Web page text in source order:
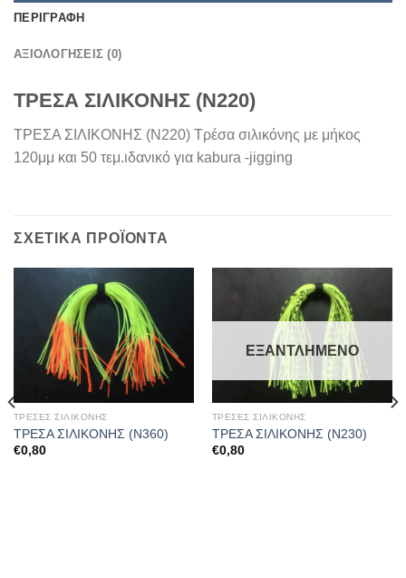
ΠΕΡΙΓΡΑΦΉ
ΑΞΙΟΛΟΓΉΣΕΙΣ (0)
ΤΡΕΣΑ ΣΙΛΙΚΟΝΗΣ (Ν220)
ΤΡΕΣΑ ΣΙΛΙΚΟΝΗΣ (Ν220) Τρέσα σιλικόνης με μήκος
120μμ και 50 τεμ.ιδανικό για kabura -jigging
ΣΧΕΤΙΚΆ ΠΡΟΪΌΝΤΑ
ΤΡΕΣΕΣ ΣΙΛΙΚΟΝΗΣ
ΤΡΕΣΑ ΣΙΛΙΚΟΝΗΣ (Ν360)
€0,80
ΕΞΑΝΤΛΗΜΈΝΟ
ΤΡΕΣΕΣ ΣΙΛΙΚΟΝΗΣ
ΤΡΕΣΑ ΣΙΛΙΚΟΝΗΣ (Ν230)
€0,80